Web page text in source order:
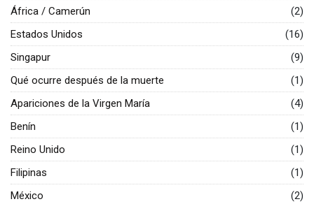
África / Camerún
(2)
Estados Unidos
(16)
Singapur
(9)
Qué ocurre después de la muerte
(1)
Apariciones de la Virgen María
(4)
Benín
(1)
Reino Unido
(1)
Filipinas
(1)
México
(2)